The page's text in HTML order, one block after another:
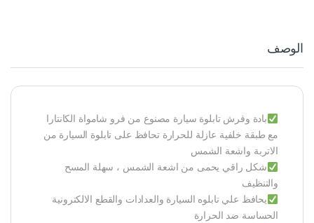
الوصف
بادة وفرش تابلوة سيارة مصنوع من فرو شامواة الكانتارا
مع طبقة خلفية عازلة للحرارة تحافظ على تابلوة السيارة من
الاتربة واشعة الشمس
شكل راقي يحمى من اشعة الشمس ، سهلة المسح
والتنظيف
يحافظ علي تابلوه السيارة والعدادات والقطع الالكترونية
الحساسة ضد الحرارة